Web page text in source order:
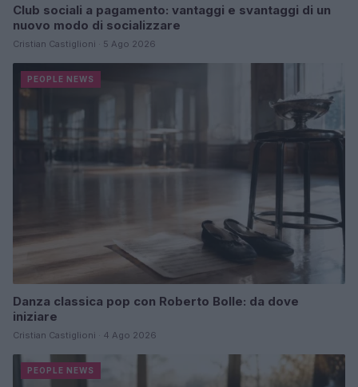
Club sociali a pagamento: vantaggi e svantaggi di un
nuovo modo di socializzare
Cristian Castiglioni · 5 Ago 2026
PEOPLE NEWS
Danza classica pop con Roberto Bolle: da dove
iniziare
Cristian Castiglioni · 4 Ago 2026
PEOPLE NEWS